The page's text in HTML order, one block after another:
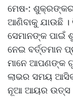
ମେଷ-:
ଆଣିବାକୁ ଯାଉଛି ।
ସେମାନଙ୍କ
ନେଇ ବର୍ତ୍ତମାନ
ମାନେ ଆପଣଙ୍କ
ଲାଭର ସମୟ
ନୂଆ ଆୟର ଉତ୍ସ